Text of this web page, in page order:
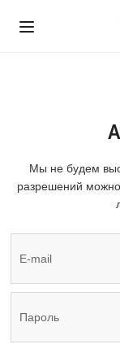
Мы не будем
разрешений можно